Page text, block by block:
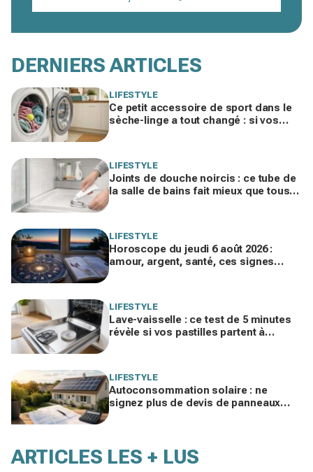
DERNIERS ARTICLES
LIFESTYLE
Ce petit accessoire de sport dans le
sèche-linge a tout changé : si vos
LIFESTYLE
Joints de douche noircis : ce tube de
la salle de bains fait mieux que tous
LIFESTYLE
Horoscope du jeudi 6 août 2026 :
amour, argent, santé, ces signes
LIFESTYLE
Lave-vaisselle : ce test de 5 minutes
révèle si vos pastilles partent à
LIFESTYLE
Autoconsommation solaire : ne
signez plus de devis de panneaux
ARTICLES LES + LUS